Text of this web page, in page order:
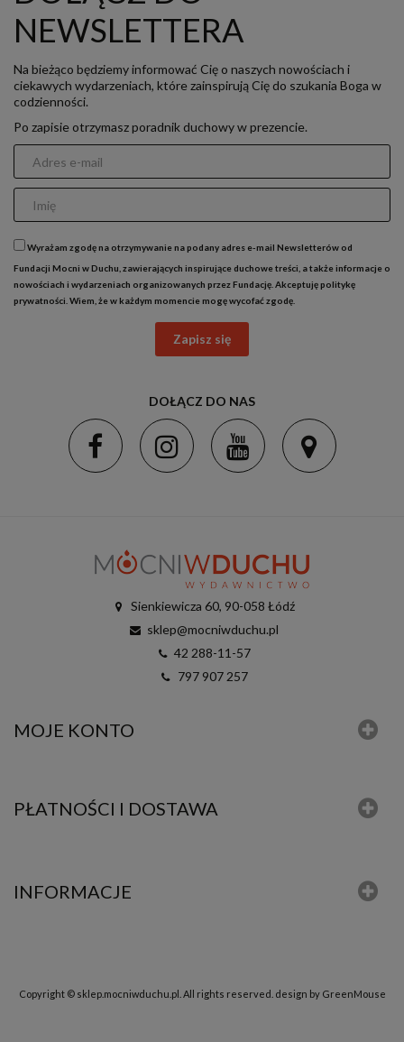
NEWSLETTERA
Na bieżąco będziemy informować Cię o naszych nowościach i
ciekawych wydarzeniach, które zainspirują Cię do szukania Boga w
codzienności.
Po zapisie otrzymasz poradnik duchowy w prezencie.
Wyrażam zgodę na otrzymywanie na podany adres e-mail Newsletterów od
Fundacji Mocni w Duchu, zawierających inspirujące duchowe treści, a także informacje o
nowościach i wydarzeniach organizowanych przez Fundację. Akceptujępolitykę
prywatności . Wiem, że w każdym momencie mogę wycofać zgodę.
Zapisz się
DOŁĄCZ DO NAS
Sienkiewicza 60, 90-058 Łódź
sklep@mocniwduchu.pl
42 288-11-57
797 907 257
MOJE KONTO
PŁATNOŚCI I DOSTAWA
INFORMACJE
Copyright © sklep.mocniwduchu.pl. All rights reserved. design by GreenMouse